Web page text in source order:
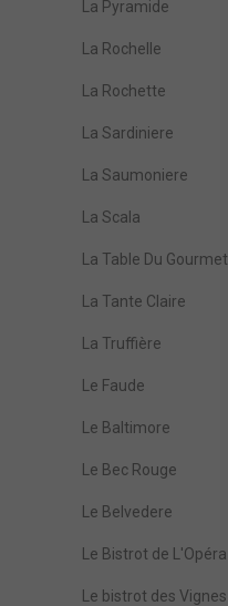
La Pyramide
La Rochelle
La Rochette
La Sardiniere
La Saumoniere
La Scala
La Table Du Gourmet
La Tante Claire
La Truffière
Le Faude
Le Baltimore
Le Bec Rouge
Le Belvedere
Le Bistrot de L'Opéra
Le bistrot des Vignes